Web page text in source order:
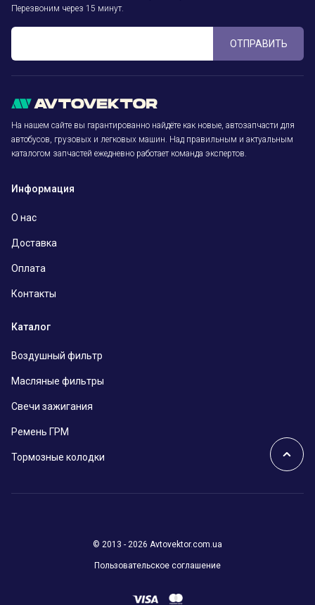
Перезвоним через 15 минут.
ОТПРАВИТЬ
На нашем сайте вы гарантированно найдёте как новые, автозапчасти для
автобусов, грузовых и легковых машин. Над правильным и актуальным
каталогом запчастей ежедневно работает команда экспертов.
Информация
О нас
Доставка
Оплата
Контакты
Каталог
Воздушный фильтр
Масляные фильтры
Свечи зажигания
Ремень ГРМ
Тормозные колодки
© 2013 - 2026 Avtovektor.com.ua
Пользовательское соглашение